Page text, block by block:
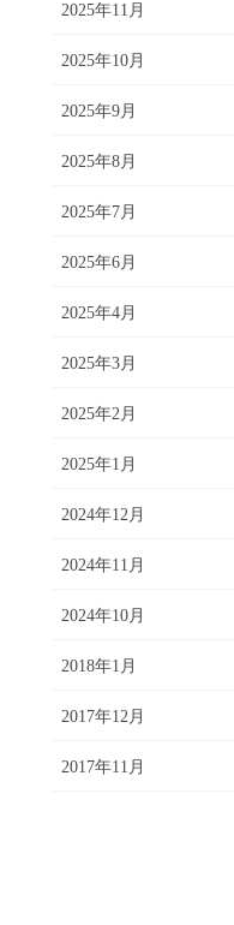
2025年11月
2025年10月
2025年9月
2025年8月
2025年7月
2025年6月
2025年4月
2025年3月
2025年2月
2025年1月
2024年12月
2024年11月
2024年10月
2018年1月
2017年12月
2017年11月